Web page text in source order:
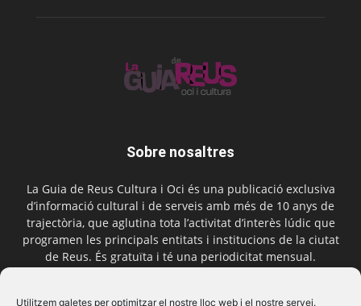
Utilitzem galetes per optimitzar el nostre lloc web i el nostre servei.
Sobre nosaltres
La Guia de Reus Cultura i Oci és una publicació exclusiva
d’informació cultural i de serveis amb més de 10 anys de
trajectòria, que aglutina tota l’activitat d’interès lúdic que
programen les principals entitats i institucions de la ciutat
de Reus. És gratuïta i té una periodicitat mensual.